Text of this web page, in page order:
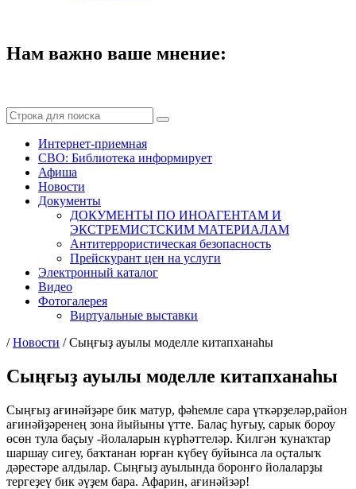
Нам важно ваше мнение:
Интернет-приемная
СВО: Библиотека информирует
Афиша
Новости
Документы
ДОКУМЕНТЫ ПО ИНОАГЕНТАМ И
ЭКСТРЕМИСТСКИМ МАТЕРИАЛАМ
Антитеррористическая безопасность
Прейскурант цен на услуги
Электронный каталог
Видео
Фотогалерея
Виртуальные выставки
/Новости /Сыңғыҙ ауылы моделле китапханаһы
Сыңғыҙ ауылы моделле китапханаһы
Сыңғыҙ ағинәйҙәре бик матур, фәhемле сара үткәрҙеләр,район
ағинәйҙәренең зона йыйыны үтте. Балаҫ hуғыу, сарык бороу
өсөн тула баҫыу -йолаларын күрhәттеләр. Килгән ҡунаҡтар
шаршау сигеу, баҡтанан юрған күбеү буйынса ла оҫталыҡ
дәрестәре алдылар. Сыңғыҙ ауылында боронғо йолаларҙы
тергеҙеү бик әүҙем бара. Афарин, ағинәйзәр!